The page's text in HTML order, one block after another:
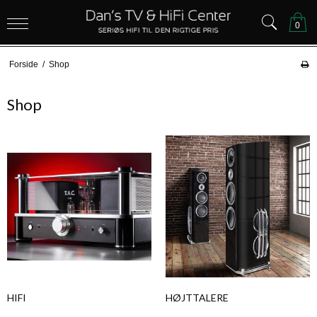
0
Forside / Shop
Shop
HIFI HØJTTALERE